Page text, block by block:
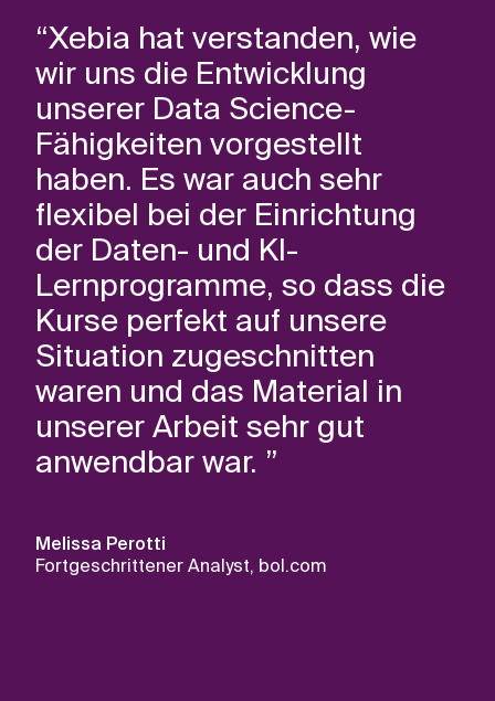
“Xebia hat verstanden, wie
wir uns die Entwicklung
unserer Data Science-
Fähigkeiten vorgestellt
haben. Es war auch sehr
flexibel bei der Einrichtung
der Daten- und KI-
Lernprogramme, so dass die
Kurse perfekt auf unsere
Situation zugeschnitten
waren und das Material in
unserer Arbeit sehr gut
anwendbar war. ”
Melissa Perotti
Fortgeschrittener Analyst, bol.com